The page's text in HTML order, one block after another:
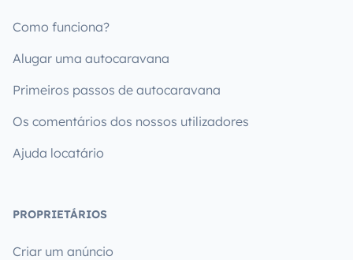
Como funciona?
Alugar uma autocaravana
Primeiros passos de autocaravana
Os comentários dos nossos utilizadores
Ajuda locatário
PROPRIETÁRIOS
Criar um anúncio